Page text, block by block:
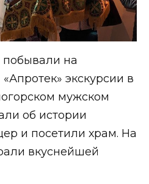
побывали на
экскурсии в
мужском
об истории
и посетили храм. На
вкуснейшей